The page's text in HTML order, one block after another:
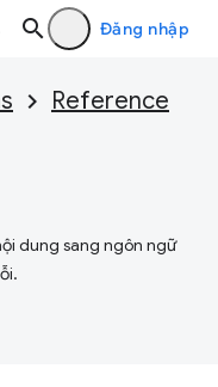
Đăng nhập
Reference
dung sang ngôn ngữ